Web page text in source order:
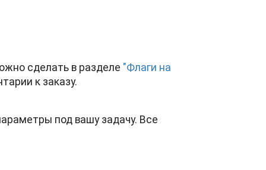
сделать в разделе "Флаги на
к заказу.
под вашу задачу. Все